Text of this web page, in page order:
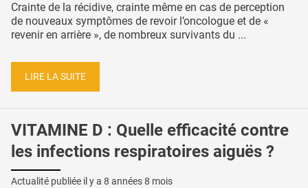
Crainte de la récidive, crainte même en cas de perception
de nouveaux symptômes de revoir l’oncologue et de «
revenir en arrière », de nombreux survivants du ...
LIRE LA SUITE
VITAMINE D : Quelle efficacité contre
les infections respiratoires aiguës ?
Actualité publiée il y a 8 années 8 mois